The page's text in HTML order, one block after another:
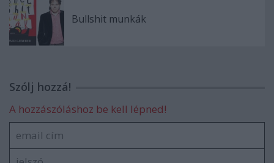
Bullshit munkák
Szólj hozzá!
A hozzászóláshoz be kell lépned!